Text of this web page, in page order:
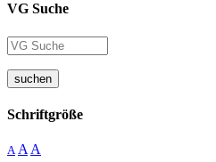
VG Suche
suchen
Schriftgröße
A A A